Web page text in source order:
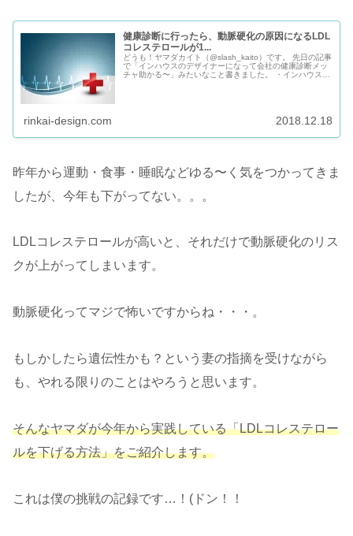
健康診断に行ったら、動脈硬化の原因になるLDL
コレステロールが1...
どうも！ヤマダカイト（@slash_kaito）です。 先日の記事
で「インハウスのデザイナーになって会社の健康診断メッ
チャ助かる〜」みたいなこと書きました。 ・インハウスと
rinkai-design.com 2018.12.18
昨年から運動・食事・睡眠などゆる〜く気をつかってきま
したが、今年も下がってない。。。
LDLコレステロールが高いと、それだけで動脈硬化のリス
クが上がってしまいます。
動脈硬化ってマジで怖いですからね・・・。
もしかしたら遺伝性かも？という妻の指摘を受けながら
も、やれる限りのことはやろうと思います。
そんなヤマダが今年から実践している「LDLコレステロー
ルを下げる方法」をご紹介します。
これは僕の挑戦の記録です…！(ドン！！